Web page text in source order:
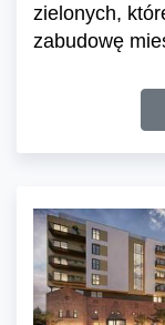
zielonych,
zabudowę